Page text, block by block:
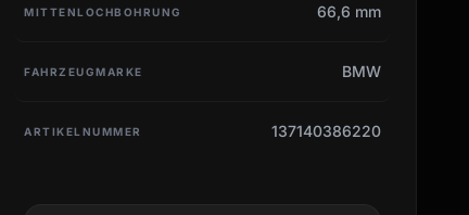
MITTENLOCHBOHRUNG 66,6 mm
FAHRZEUGMARKE BMW
ARTIKELNUMMER 137140386220